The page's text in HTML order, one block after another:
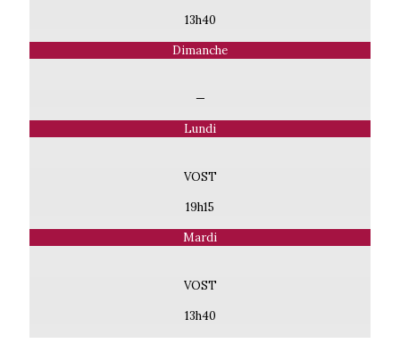
13h40
Dimanche
—
Lundi
VOST
19h15
Mardi
VOST
13h40